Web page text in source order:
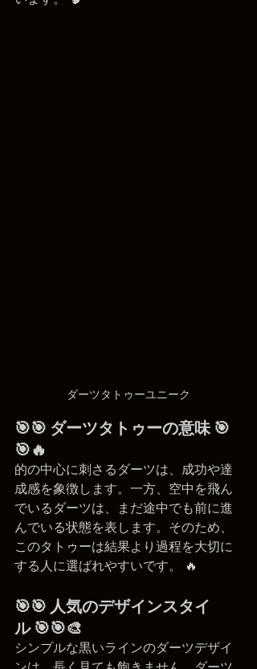
ダーツタトゥーユニーク
🎯🎯 ダーツタトゥーの意味 🎯
🎯🔥
的の中心に刺さるダーツは、成功や達
成感を象徴します。一方、空中を飛ん
でいるダーツは、まだ途中でも前に進
んでいる状態を表します。そのため、
このタトゥーは結果より過程を大切に
する人に選ばれやすいです。 🔥
🎯🎯 人気のデザインスタイ
ル 🎯🎯🎨
シンプルな黒いラインのダーツデザイ